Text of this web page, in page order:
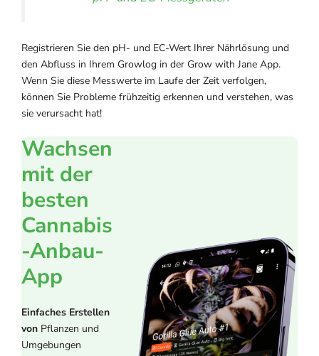
Registrieren Sie den pH- und EC-Wert Ihrer Nährlösung und
den Abfluss in Ihrem Growlog in der Grow with Jane App.
Wenn Sie diese Messwerte im Laufe der Zeit verfolgen,
können Sie Probleme frühzeitig erkennen und verstehen, was
sie verursacht hat!
Wachsen
mit der
besten
Cannabis
-Anbau-
App
Einfaches Erstellen
von Pflanzen und
Umgebungen